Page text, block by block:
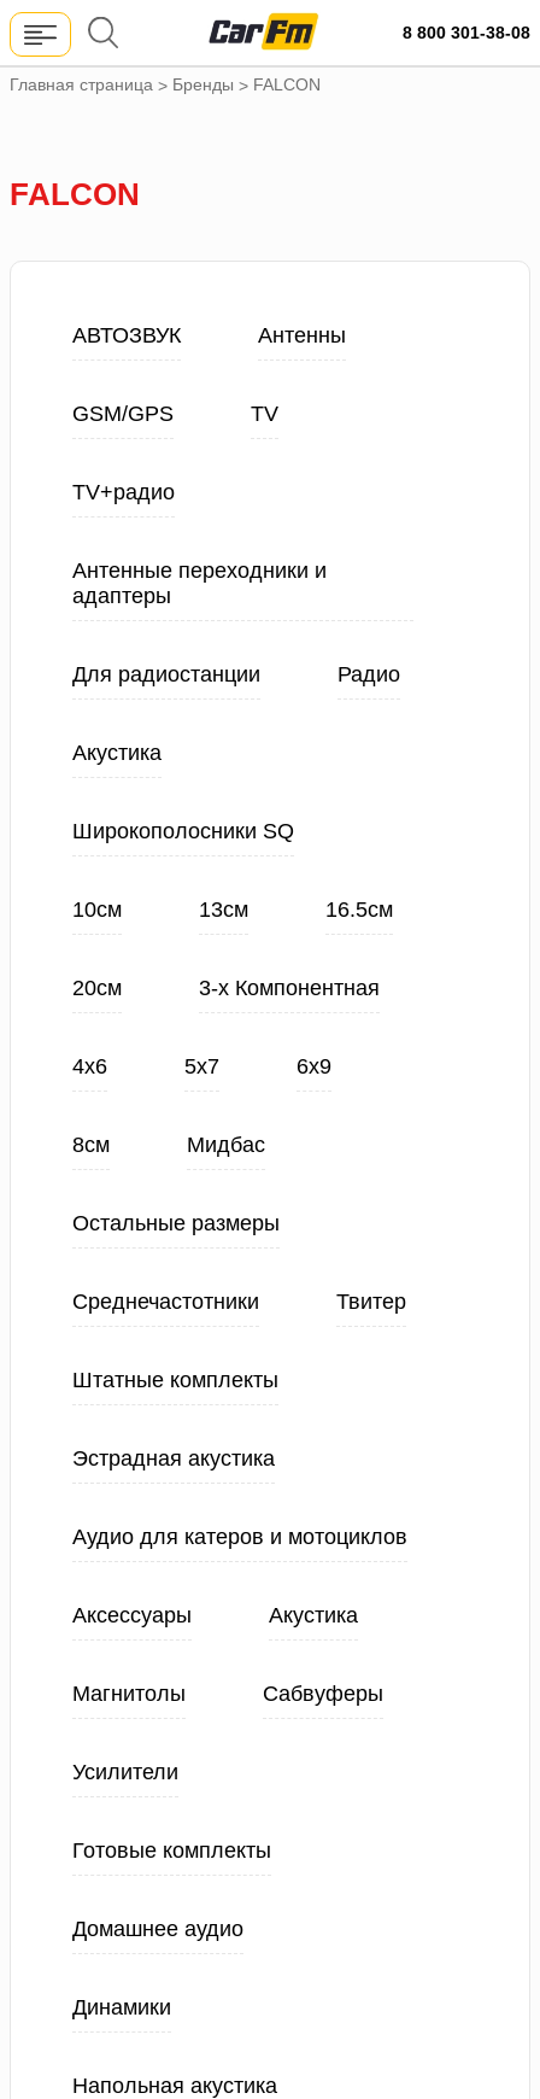
8 800 301-38-08
Главная страница > Бренды > FALCON
FALCON
АВТОЗВУК Антенны
GSM/GPS TV
TV+радио
Антенные переходники и
адаптеры
Для радиостанции Радио
Акустика
Широкополосники SQ
10см 13см 16.5см
20см 3-х Компонентная
4х6 5х7 6х9
8см Мидбас
Остальные размеры
Среднечастотники Твитер
Штатные комплекты
Эстрадная акустика
Аудио для катеров и мотоциклов
Аксессуары Акустика
Магнитолы Сабвуферы
Усилители
Готовые комплекты
Домашнее аудио
Динамики
Напольная акустика